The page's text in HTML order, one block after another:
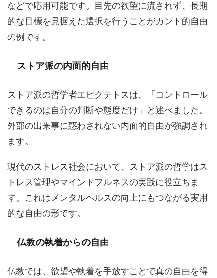
などで応用可能です。目先の欲望に流されず、長期
的な目標を見据えた選択を行うことがカント的自由
の例です。
ストア派の内面的自由
ストア派の哲学者エピクテトスは、「コントロール
できるのは自分の判断や態度だけ」と述べました。
外部の出来事に惑わされない内面的自由が強調され
ます。
現代のストレス社会において、ストア派の哲学はス
トレス管理やマインドフルネスの実践に役立ちま
す。これはメンタルヘルスの向上にもつながる実用
的な自由の形です。
仏教の執着からの自由
仏教では、欲望や執着を手放すことで真の自由を得